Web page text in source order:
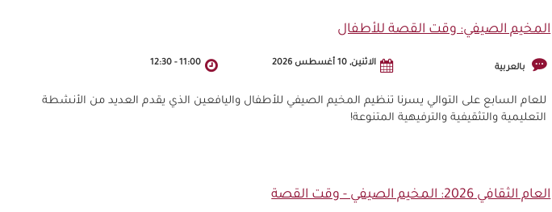
المخيم الصيفي: وقت القصة للأطفال
بالعربية الاثنين, 10 أغسطس 2026 11:00
-
12:30
للعام السابع على التوالي يسرنا تنظيم المخيم الصيفي للأطفال واليافعين الذي يقدم العديد من الأنشطة
التعليمية والتثقيفية والترفيهية المتنوعة!
العام الثقافي 2026: المخيم الصيفي - وقت القصة